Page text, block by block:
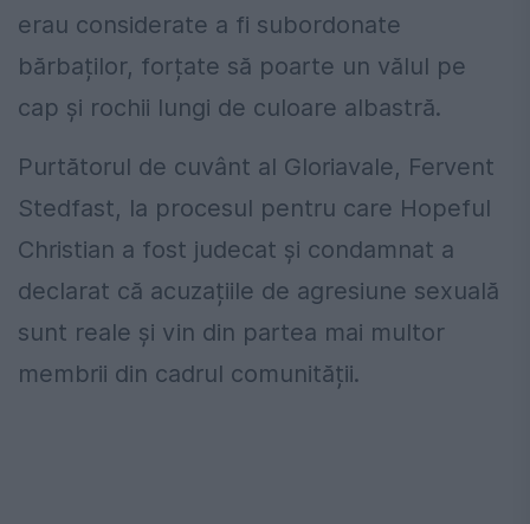
erau considerate a fi subordonate
bărbaților, forțate să poarte un vălul pe
cap și rochii lungi de culoare albastră.
Purtătorul de cuvânt al Gloriavale, Fervent
Stedfast, la procesul pentru care Hopeful
Christian a fost judecat și condamnat a
declarat că acuzațiile de agresiune sexuală
sunt reale și vin din partea mai multor
membrii din cadrul comunității.